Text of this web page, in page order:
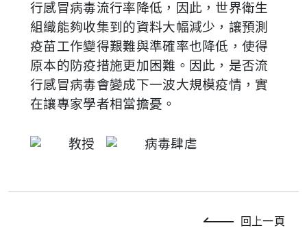
行感冒病毒流行率降低，因此，世界衛生
組織能夠收集到的資料大幅減少，讓預測
疫苗工作變得艱難與準確率也降低，使得
原本的防疫措施更加困難。因此，是否流
行感冒病毒會變成下一波大規模疫情，實
在讓專家學者相當擔憂。
回上一頁